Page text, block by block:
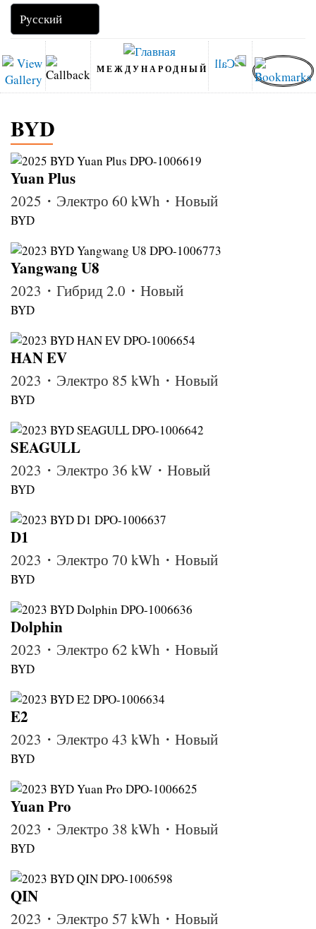
МЕЖДУНАРОДНЫЙ
BYD
Yuan Plus
2025・Электро 60 kWh・Новый
BYD
Yangwang U8
2023・Гибрид 2.0・Новый
BYD
HAN EV
2023・Электро 85 kWh・Новый
BYD
SEAGULL
2023・Электро 36 kW・Новый
BYD
D1
2023・Электро 70 kWh・Новый
BYD
Dolphin
2023・Электро 62 kWh・Новый
BYD
E2
2023・Электро 43 kWh・Новый
BYD
Yuan Pro
2023・Электро 38 kWh・Новый
BYD
QIN
2023・Электро 57 kWh・Новый